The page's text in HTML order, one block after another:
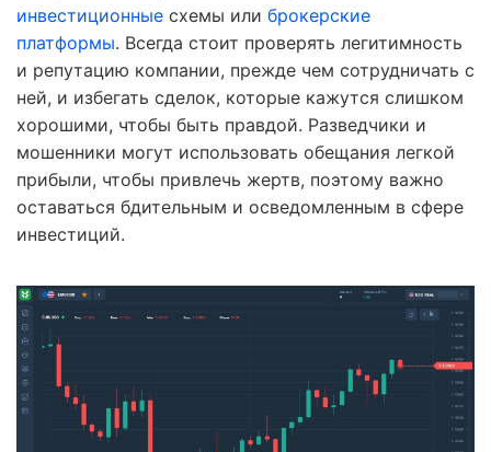
инвестиционные схемы или брокерские
платформы. Всегда стоит проверять легитимность
и репутацию компании, прежде чем сотрудничать с
ней, и избегать сделок, которые кажутся слишком
хорошими, чтобы быть правдой. Разведчики и
мошенники могут использовать обещания легкой
прибыли, чтобы привлечь жертв, поэтому важно
оставаться бдительным и осведомленным в сфере
инвестиций.